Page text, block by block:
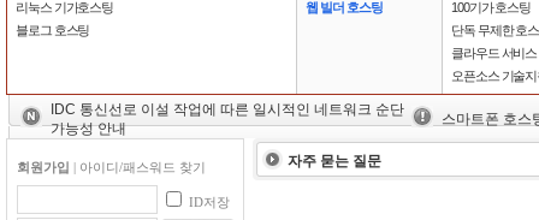
리눅스 기가호스팅
블로그 호스팅
웹 빌더 호스팅
100기가 호스팅
단독 무제한 호
클라우드 서비스
오픈소스 기술
IDC 통신선로 이설 작업에 따른 일시적인 네트워크 순단
가능성 안내
스마트폰 호스
회원가입 | 아이디/패스워드 찾기
ID저장
자주 묻는 질문